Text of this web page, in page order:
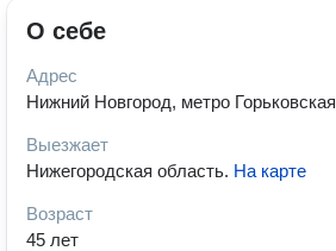
О себе
Адрес
Нижний Новгород, метро Горьковская
Выезжает
Нижегородская область. На карте
Возраст
45 лет